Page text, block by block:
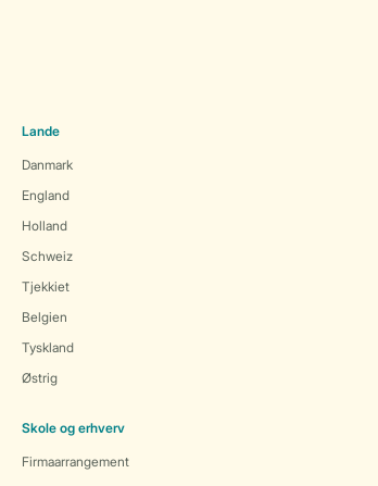
Lande
Danmark
England
Holland
Schweiz
Tjekkiet
Belgien
Tyskland
Østrig
Skole og erhverv
Firmaarrangement